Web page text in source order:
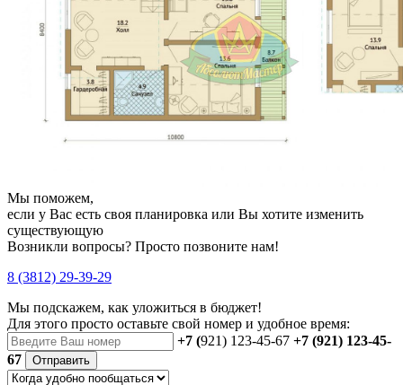
Мы поможем,
если у Вас есть своя планировка или Вы хотите изменить
существующую
Возникли вопросы? Просто позвоните нам!
8 (3812) 29-39-29
Мы подскажем, как уложиться в бюджет!
Для этого просто оставьте свой номер и удобное время:
+7 (921) 123-45-67 +7 (921) 123-45-
67
Отправить